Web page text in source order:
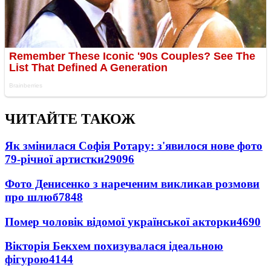
ЧИТАЙТЕ ТАКОЖ
Як змінилася Софія Ротару: з'явилося нове фото
79-річної артистки29096
Фото Денисенко з нареченим викликав розмови
про шлюб7848
Помер чоловік відомої української акторки4690
Вікторія Бекхем похизувалася ідеальною
фігурою4144